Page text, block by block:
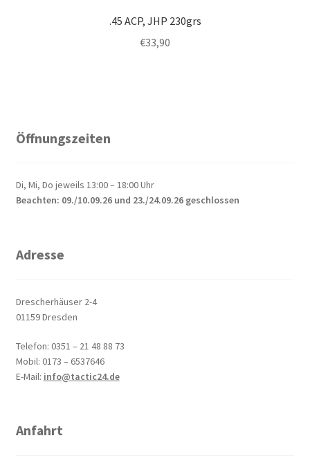
.45 ACP, JHP 230grs
€33,90
Öffnungszeiten
Di, Mi, Do jeweils 13:00 – 18:00 Uhr
Beachten: 09./10.09.26 und 23./24.09.26 geschlossen
Adresse
Drescherhäuser 2-4
01159 Dresden
Telefon: 0351 – 21 48 88 73
Mobil: 0173 – 6537646
E-Mail: info@tactic24.de
Anfahrt